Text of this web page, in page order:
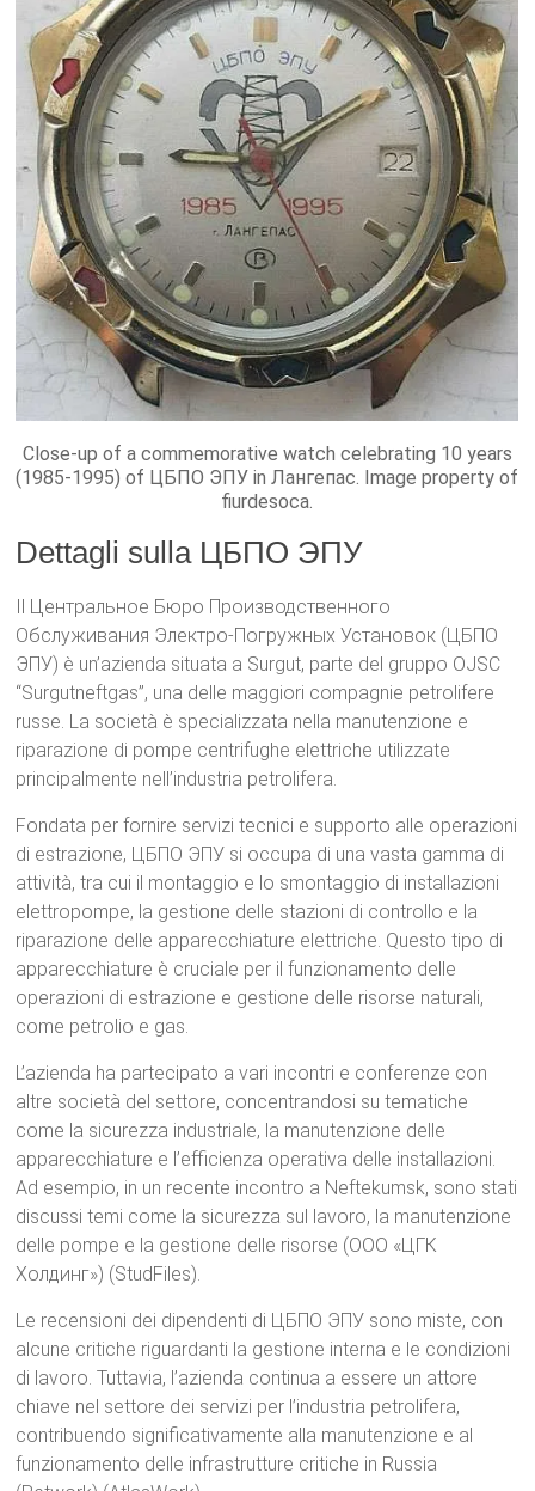
Close-up of a commemorative watch celebrating 10 years
(1985-1995) of ЦБПО ЭПУ in Лангепас. Image property of
fiurdesoca.
Dettagli sulla ЦБПО ЭПУ
Il Центральное Бюро Производственного
Обслуживания Электро-Погружных Установок (ЦБПО
ЭПУ) è un’azienda situata a Surgut, parte del gruppo OJSC
“Surgutneftgas”, una delle maggiori compagnie petrolifere
russe. La società è specializzata nella manutenzione e
riparazione di pompe centrifughe elettriche utilizzate
principalmente nell’industria petrolifera.
Fondata per fornire servizi tecnici e supporto alle operazioni
di estrazione, ЦБПО ЭПУ si occupa di una vasta gamma di
attività, tra cui il montaggio e lo smontaggio di installazioni
elettropompe, la gestione delle stazioni di controllo e la
riparazione delle apparecchiature elettriche. Questo tipo di
apparecchiature è cruciale per il funzionamento delle
operazioni di estrazione e gestione delle risorse naturali,
come petrolio e gas.
L’azienda ha partecipato a vari incontri e conferenze con
altre società del settore, concentrandosi su tematiche
come la sicurezza industriale, la manutenzione delle
apparecchiature e l’efficienza operativa delle installazioni.
Ad esempio, in un recente incontro a Neftekumsk, sono stati
discussi temi come la sicurezza sul lavoro, la manutenzione
delle pompe e la gestione delle risorse (ООО «ЦГК
Холдинг»)​​ (StudFiles).
Le recensioni dei dipendenti di ЦБПО ЭПУ sono miste, con
alcune critiche riguardanti la gestione interna e le condizioni
di lavoro. Tuttavia, l’azienda continua a essere un attore
chiave nel settore dei servizi per l’industria petrolifera,
contribuendo significativamente alla manutenzione e al
funzionamento delle infrastrutture critiche in Russia​